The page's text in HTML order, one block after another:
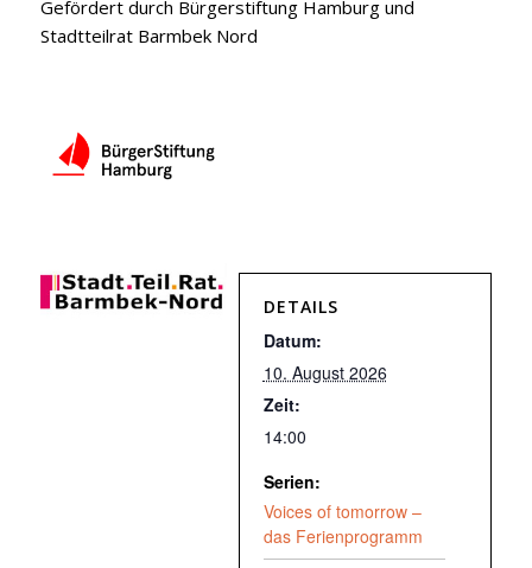
Gefördert durch Bürgerstiftung Hamburg und
Stadtteilrat Barmbek Nord
DETAILS
Datum:
10. August 2026
Zeit:
14:00
Serien:
Voices of tomorrow –
das Ferienprogramm